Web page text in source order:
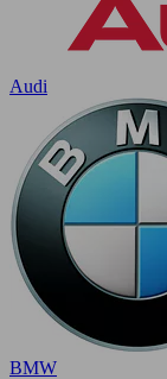
Audi
BMW